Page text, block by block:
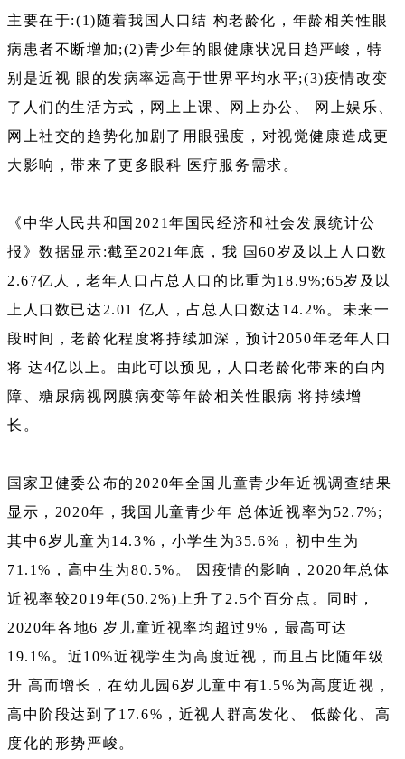
主要在于:(1)随着我国人口结 构老龄化，年龄相关性眼
病患者不断增加;(2)青少年的眼健康状况日趋严峻，特
别是近视 眼的发病率远高于世界平均水平;(3)疫情改变
了人们的生活方式，网上上课、网上办公、 网上娱乐、
网上社交的趋势化加剧了用眼强度，对视觉健康造成更
大影响，带来了更多眼科 医疗服务需求。
《中华人民共和国2021年国民经济和社会发展统计公
报》数据显示:截至2021年底，我 国60岁及以上人口数
2.67亿人，老年人口占总人口的比重为18.9%;65岁及以
上人口数已达2.01 亿人，占总人口数达14.2%。未来一
段时间，老龄化程度将持续加深，预计2050年老年人口
将 达4亿以上。由此可以预见，人口老龄化带来的白内
障、糖尿病视网膜病变等年龄相关性眼病 将持续增
长。
国家卫健委公布的2020年全国儿童青少年近视调查结果
显示，2020年，我国儿童青少年 总体近视率为52.7%;
其中6岁儿童为14.3%，小学生为35.6%，初中生为
71.1%，高中生为80.5%。 因疫情的影响，2020年总体
近视率较2019年(50.2%)上升了2.5个百分点。同时，
2020年各地6 岁儿童近视率均超过9%，最高可达
19.1%。近10%近视学生为高度近视，而且占比随年级
升 高而增长，在幼儿园6岁儿童中有1.5%为高度近视，
高中阶段达到了17.6%，近视人群高发化、 低龄化、高
度化的形势严峻。